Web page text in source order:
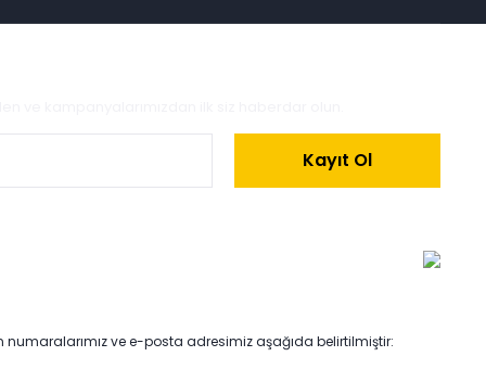
Kayıt Ol
numaralarımız ve e-posta adresimiz aşağıda belirtilmiştir: